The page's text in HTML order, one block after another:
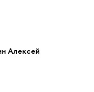
Алексей